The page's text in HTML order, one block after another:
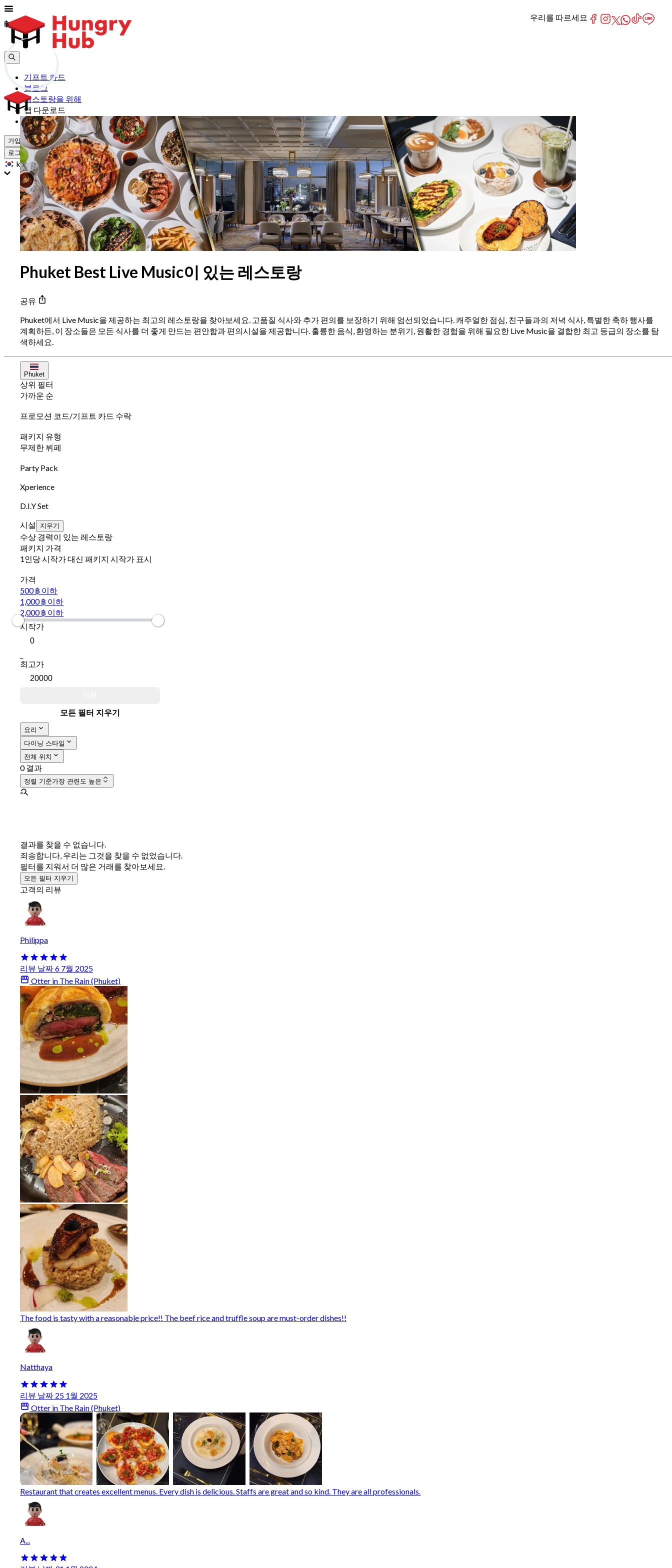
기프트 카드
블로그
레스토랑을 위해
앱 다운로드
도움
가입하기
로그인
kr
Phuket Best Live Music이 있는 레스토랑
공유
Phuket에서 Live Music을 제공하는 최고의 레스토랑을 찾아보세요. 고품질 식사와 추가 편의를 보장하기 위해 엄선되었습니다. 캐주얼한 점심, 친구들과의 저녁 식사, 특별한 축하 행사를
계획하든, 이 장소들은 모든 식사를 더 좋게 만드는 편안함과 편의시설을 제공합니다. 훌륭한 음식, 환영하는 분위기, 원활한 경험을 위해 필요한 Live Music을 결합한 최고 등급의 장소를 탐
색하세요.
Phuket
상위 필터
가까운 순
프로모션 코드/기프트 카드 수락
패키지 유형
무제한 뷔페
Party Pack
Xperience
D.I.Y Set
시설
지우기
수상 경력이 있는 레스토랑
패키지 가격
1인당 시작가 대신 패키지 시작가 표시
가격
500 ฿ 이하
1,000 ฿ 이하
2,000 ฿ 이하
฿
시작가
฿
최고가
모든 필터 지우기
요리
다이닝 스타일
전체 위치
0 결과
정렬 기준가장 관련도 높은
결과를 찾을 수 없습니다.
죄송합니다, 우리는 그것을 찾을 수 없었습니다.
필터를 지워서 더 많은 거래를 찾아보세요.
모든 필터 지우기
고객의 리뷰
Philippa
리뷰 날짜 6 7월 2025
Otter in The Rain (Phuket)
The food is tasty with a reasonable price!! The beef rice and truffle soup are must-order dishes!!
Natthaya
리뷰 날짜 25 1월 2025
Otter in The Rain (Phuket)
Restaurant that creates excellent menus. Every dish is delicious. Staffs are great and so kind. They are all professionals.
A...
우리를 따르세요